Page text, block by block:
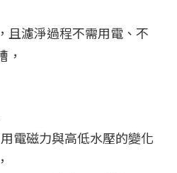
且濾淨過程不需用電、不
，
電磁力與高低水壓的變化